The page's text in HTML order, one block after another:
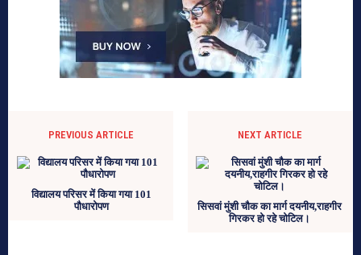
PREVIOUS ARTICLE
विद्यालय परिसर में किया गया 101
पौधारोपण
NEXT ARTICLE
सिसवां मुंशी चौक का मार्ग दयनीय,राहगीर
गिरकर हो रहे चोटिल।